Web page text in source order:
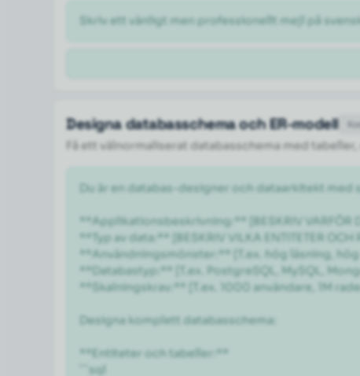
Skriv ett vänligt men professionellt mejl på
Designa databasschema och ER-modell
Få ett välnormaliserat databasschema med
Du är en databas-designer och dataarkitekt
**Applikationsbeskrivning:** [BESKRIV VARFÖR
**Typ av data:** [BESKRIV VILKA ENTITETER OCH
**Användningsmönster:** [T.ex. hög läsning,
**Databastyp:** [T.ex. PostgreSQL, MySQL,
**Skalningskrav:** [T.ex. 1000 användare, 1M
Designa komplett databasschema:
**Entiteter och tabeller:**
```sql